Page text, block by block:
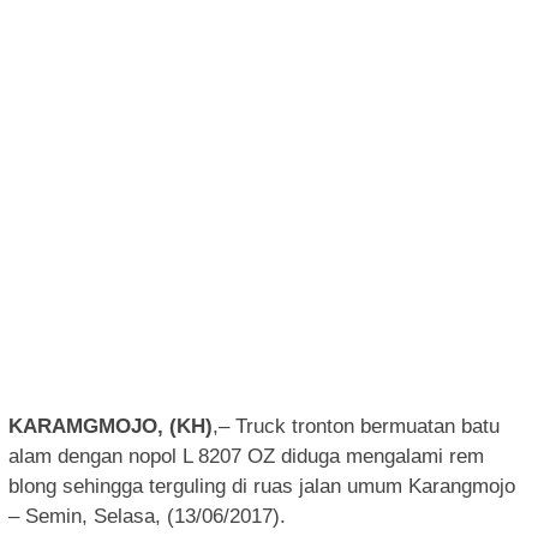
KARAMGMOJO, (KH),– Truck tronton bermuatan batu
alam dengan nopol L 8207 OZ diduga mengalami rem
blong sehingga terguling di ruas jalan umum Karangmojo
– Semin, Selasa, (13/06/2017).